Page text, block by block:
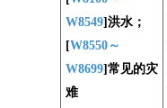
W8549]洪水；
[W8550～
W8699]常见的灾
难